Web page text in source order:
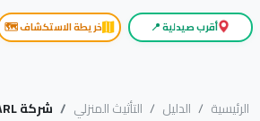
أقرب صيدلية 📍 خريطة الاستكشاف 🗺️
الرئيسية الدليل التأثيث المنزلي شركة SAV EXPRESS SARL